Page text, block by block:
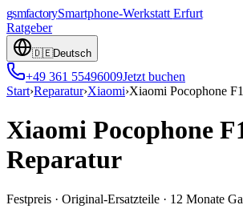
gsmfactorySmartphone-Werkstatt Erfurt
Ratgeber
🇩🇪Deutsch
+49 361 55496009Jetzt buchen
Start›Reparatur›Xiaomi›Xiaomi Pocophone F1
Xiaomi Pocophone
Reparatur
Festpreis · Original-Ersatzteile · 12 Monate